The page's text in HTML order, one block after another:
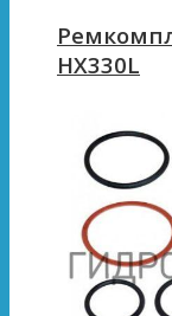
HX330L